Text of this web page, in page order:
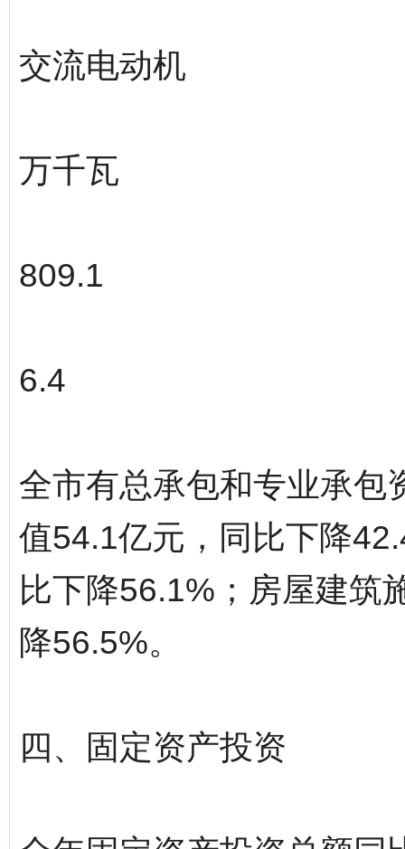
交流电动机
万千瓦
809.1
6.4
全市有总承包和专业承包
值54.1亿元，同比下降
比下降56.1%；房屋建筑
降56.5%。
四、固定资产投资